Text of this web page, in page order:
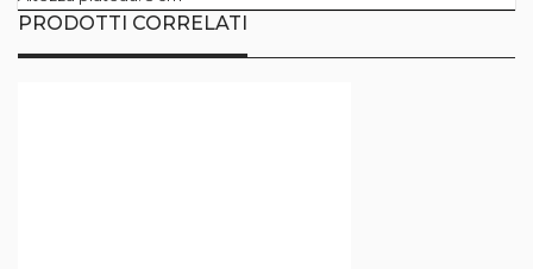
PRODOTTI CORRELATI